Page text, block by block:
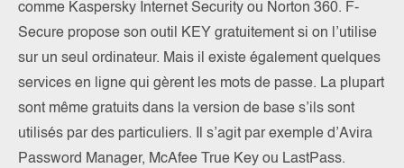
comme Kaspersky Internet Security ou Norton 360. F-
Secure propose son outil KEY gratuitement si on l’utilise
sur un seul ordinateur. Mais il existe également quelques
services en ligne qui gèrent les mots de passe. La plupart
sont même gratuits dans la version de base s’ils sont
utilisés par des particuliers. Il s’agit par exemple d’Avira
Password Manager, McAfee True Key ou LastPass.